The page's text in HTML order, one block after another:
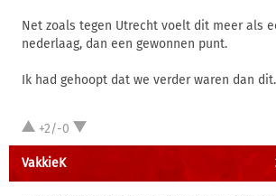
Net zoals tegen Utrecht voelt dit meer als
nederlaag, dan een gewonnen punt.
Ik had gehoopt dat we verder waren dan
+2/-0
VakkieK